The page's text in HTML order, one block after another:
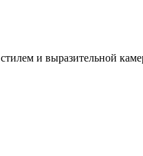
и выразительной